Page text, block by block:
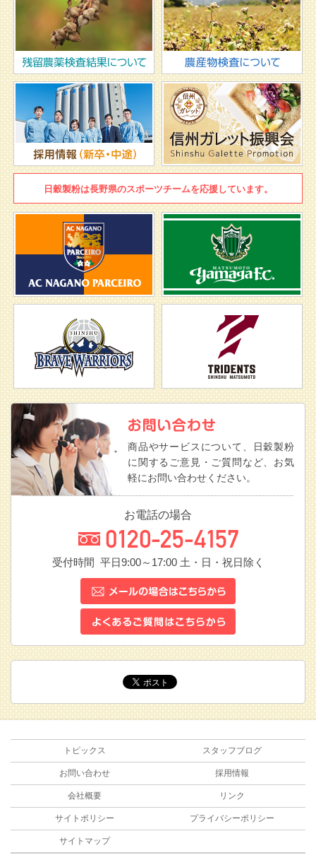
日穀製粉は長野県のスポーツチームを応援しています。
商品やサービスについて、日穀製粉
に関するご意見・ご質問など、お気
軽にお問い合わせください。
お電話の場合
受付時間 平日9:00～17:00土・日・祝日除く
トピックス スタッフブログ
お問い合わせ 採用情報
会社概要 リンク
サイトポリシー プライバシーポリシー
サイトマップ